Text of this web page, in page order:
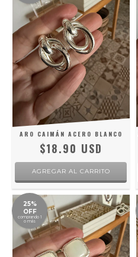
ARO CAIMÁN ACERO BLANCO
$18.90 USD
25%
OFF
comprando 1
o más